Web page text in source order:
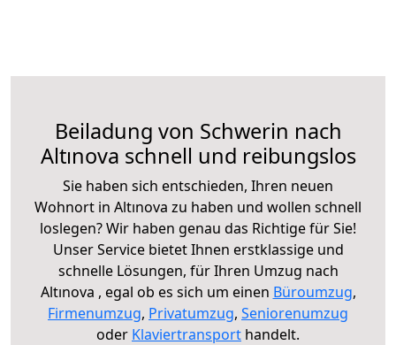
Beiladung von Schwerin nach
Altınova schnell und reibungslos
Sie haben sich entschieden, Ihren neuen
Wohnort in Altınova zu haben und wollen schnell
loslegen? Wir haben genau das Richtige für Sie!
Unser Service bietet Ihnen erstklassige und
schnelle Lösungen, für Ihren Umzug nach
Altınova , egal ob es sich um einen Büroumzug,
Firmenumzug, Privatumzug, Seniorenumzug
oder Klaviertransport handelt.